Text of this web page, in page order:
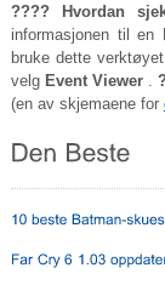
???? Hvordan
informasjonen til
bruke dette
velg Event Viewer.
(en av skjemaene for